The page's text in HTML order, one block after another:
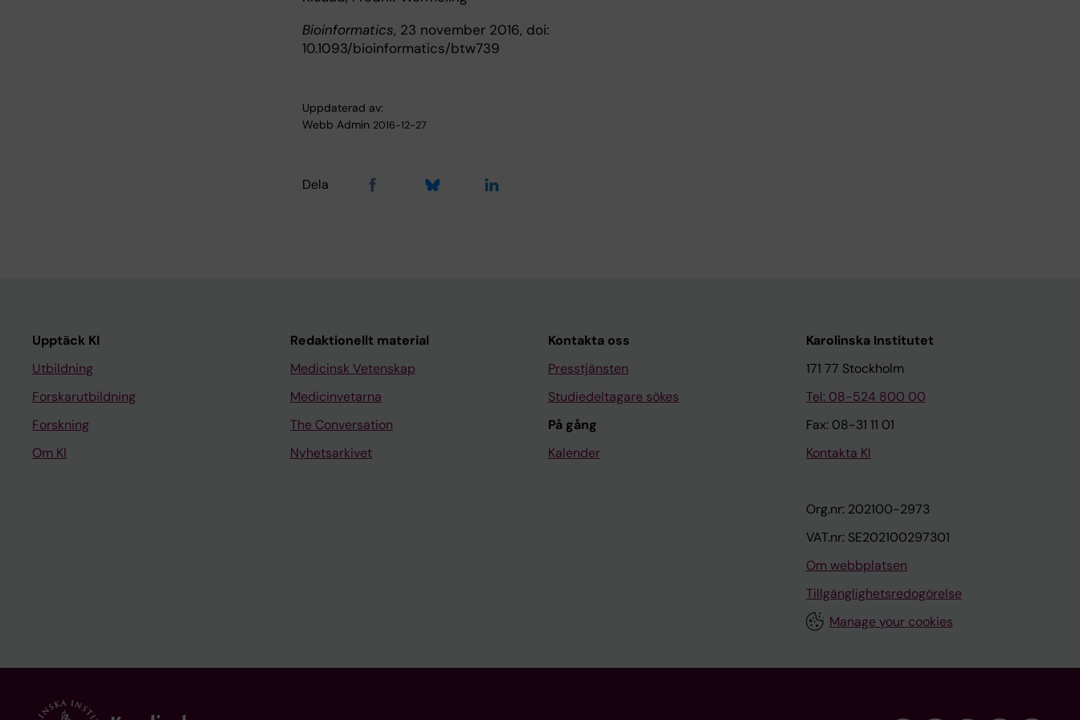
Bioinformatics, 23 november 2016, doi:
10.1093/bioinformatics/btw739
Uppdaterad av:
Webb Admin 2016-12-27
Dela
Upptäck KI
Utbildning
Forskarutbildning
Forskning
Om KI
Redaktionellt material
Medicinsk Vetenskap
Medicinvetarna
The Conversation
Nyhetsarkivet
Kontakta oss
Presstjänsten
Studiedeltagare sökes
På gång
Kalender
Karolinska Institutet
171 77 Stockholm
Tel: 08-524 800 00
Fax: 08-31 11 01
Kontakta KI
Org.nr: 202100-2973
VAT.nr: SE202100297301
Om webbplatsen
Tillgänglighetsredogörelse
Manage your cookies